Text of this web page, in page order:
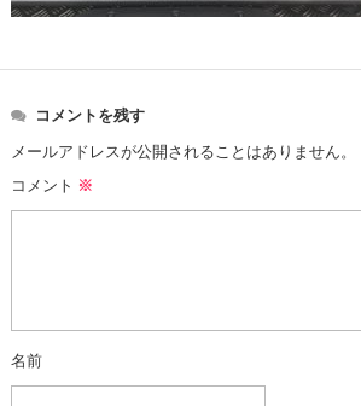
コメントを残す
メールアドレスが公開されることはありません。
コメント ※
名前